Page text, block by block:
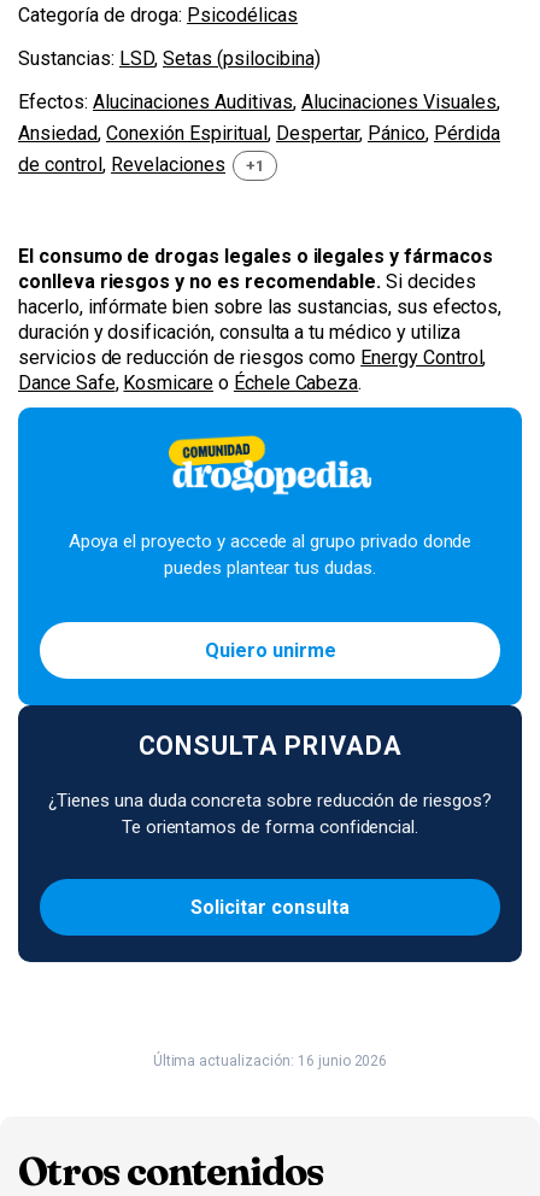
Categoría de droga: Psicodélicas
Sustancias: LSD, Setas (psilocibina)
Efectos: Alucinaciones Auditivas, Alucinaciones Visuales,
Ansiedad, Conexión Espiritual, Despertar, Pánico, Pérdida
de control, Revelaciones +1
El consumo de drogas legales o ilegales y fármacos
conlleva riesgos y no es recomendable. Si decides
hacerlo, infórmate bien sobre las sustancias, sus efectos,
duración y dosificación, consulta a tu médico y utiliza
servicios de reducción de riesgos como Energy Control,
Dance Safe, Kosmicare o Échele Cabeza.
Apoya el proyecto y accede al grupo privado donde
puedes plantear tus dudas.
Quiero unirme
CONSULTA PRIVADA
¿Tienes una duda concreta sobre reducción de riesgos?
Te orientamos de forma confidencial.
Solicitar consulta
Última actualización: 16 junio 2026
Otros contenidos